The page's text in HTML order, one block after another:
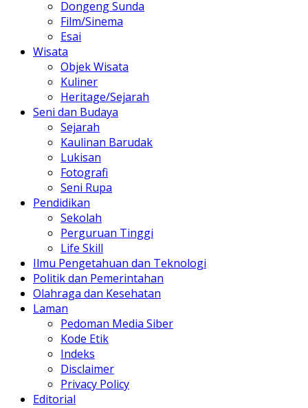
Dongeng Sunda
Film/Sinema
Esai
Wisata
Objek Wisata
Kuliner
Heritage/Sejarah
Seni dan Budaya
Sejarah
Kaulinan Barudak
Lukisan
Fotografi
Seni Rupa
Pendidikan
Sekolah
Perguruan Tinggi
Life Skill
Ilmu Pengetahuan dan Teknologi
Politik dan Pemerintahan
Olahraga dan Kesehatan
Laman
Pedoman Media Siber
Kode Etik
Indeks
Disclaimer
Privacy Policy
Editorial